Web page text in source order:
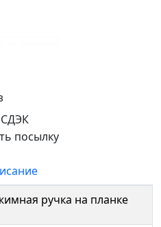
посылку
ручка на планке